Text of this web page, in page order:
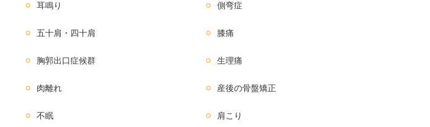
耳鳴り 側弯症
五十肩・四十肩 膝痛
胸郭出口症候群 生理痛
肉離れ 産後の骨盤矯正
不眠 肩こり